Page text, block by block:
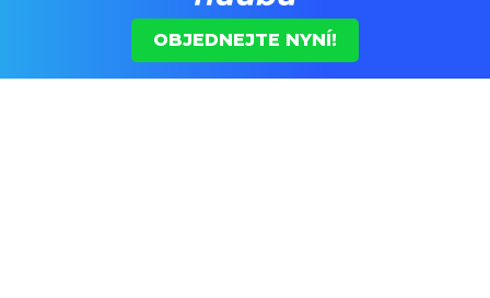
OBJEDNEJTE NYNÍ!